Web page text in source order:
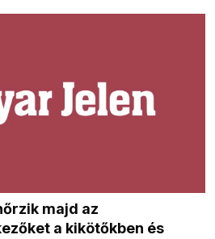
majd az
a kikötőkben és